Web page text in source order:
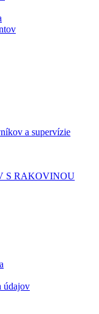
a supervízie
S RAKOVINOU
údajov